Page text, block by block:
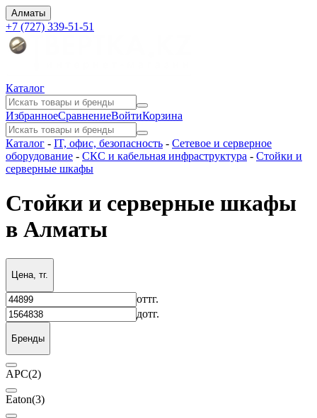
Алматы
+7 (727) 339-51-51
Каталог
ИзбранноеСравнениеВойтиКорзина
Каталог - IT, офис, безопасность - Сетевое и серверное
оборудование - СКС и кабельная инфраструктура - Стойки и
серверные шкафы
Стойки и серверные шкафы
в Алматы
Цена, тг.
оттг.
дотг.
Бренды
APC(2)
Eaton(3)